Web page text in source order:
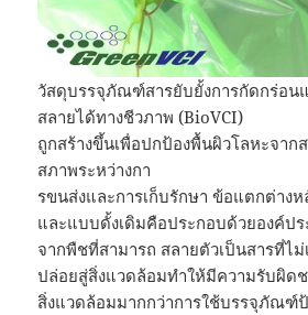
วัสดุบรรจุภัณฑ์สารยับยั้งการกัดกร่อน
สลายได้ทางชีวภาพ (BioVCI)
ถูกสร้างขึ้นเพื่อปกป้องพื้นผิวโลหะจาก
สภาพระหว่างกา
รขนส่งและการเก็บรักษา ข้อแตกต่างห
และแบบดั้งเดิมคือประกอบด้วยองค์ป
จากพืชที่สามารถ สลายตัวเป็นสารที่ไ
ปล่อยสู่สิ่งแวดล้อมทำให้มีความรับผิด
สิ่งแวดล้อมมากกว่าการใช้บรรจุภัณฑ์